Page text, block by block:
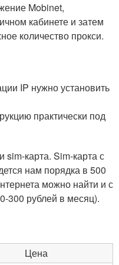
Mobinet,
кабинете и затем
количество прокси.
IP нужно установить
практически под
карта. Sim-карта с
нам порядка в 500
можно найти и с
рублей в месяц).
Цена